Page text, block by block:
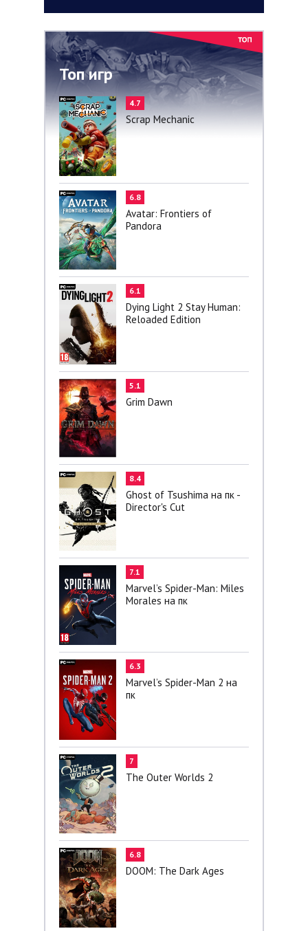
Топ игр
4.7
Scrap Mechanic
6.8
Avatar: Frontiers of
Pandora
6.1
Dying Light 2 Stay Human:
Reloaded Edition
5.1
Grim Dawn
8.4
Ghost of Tsushima на пк -
Director's Cut
7.1
Marvel’s Spider-Man: Miles
Morales на пк
6.3
Marvel’s Spider-Man 2 на
пк
7
The Outer Worlds 2
6.8
DOOM: The Dark Ages